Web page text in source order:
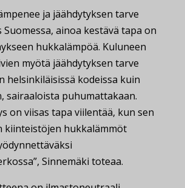
ja jäähdytyksen tarve
Suomessa, ainoa kestävä tapa on
hukkalämpöä. Kuluneen
myötä jäähdytyksen tarve
helsinkiläisissä kodeissa kuin
sairaaloista puhumattakaan.
on viisas tapa viilentää, kun sen
kiinteistöjen hukkalämmöt
Sinnemäki toteaa.